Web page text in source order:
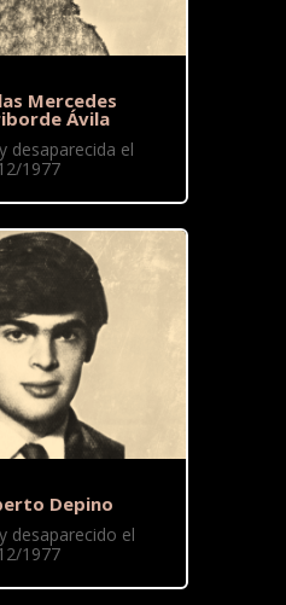
Mercedes
Ávila
desaparecida el
1977
Depino
desaparecido el
1977